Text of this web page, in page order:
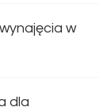
w
dla